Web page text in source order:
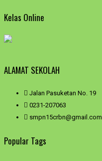
Kelas Online
ALAMAT SEKOLAH
Jalan Pasuketan No. 19
0231-207063
smpn15crbn@gmail.com
Popular Tags